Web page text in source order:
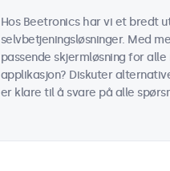
Hos Beetronics har vi et bredt
selvbetjeningsløsninger. Med
passende skjermløsning for
applikasjon? Diskuter
er klare til å svare på alle